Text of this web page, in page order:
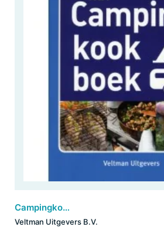
Campingkookboek
Veltman Uitgevers B.V.